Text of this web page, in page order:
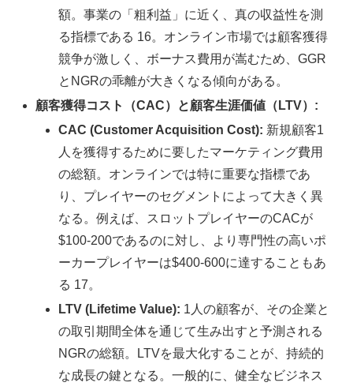
額。事業の「粗利益」に近く、真の収益性を測
る指標である 16。オンライン市場では顧客獲得
競争が激しく、ボーナス費用が嵩むため、GGR
とNGRの乖離が大きくなる傾向がある。
顧客獲得コスト（CAC）と顧客生涯価値（LTV）:
CAC (Customer Acquisition Cost): 新規顧客1
人を獲得するために要したマーケティング費用
の総額。オンラインでは特に重要な指標であ
り、プレイヤーのセグメントによって大きく異
なる。例えば、スロットプレイヤーのCACが
$100-200であるのに対し、より専門性の高いポ
ーカープレイヤーは$400-600に達することもあ
る 17。
LTV (Lifetime Value): 1人の顧客が、その企業と
の取引期間全体を通じて生み出すと予測される
NGRの総額。LTVを最大化することが、持続的
な成長の鍵となる。一般的に、健全なビジネス